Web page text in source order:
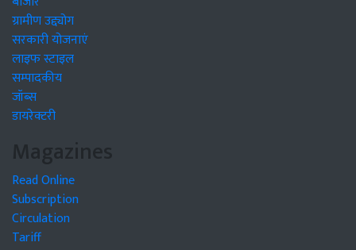
ग्रामीण उद्द्योग
सरकारी योजनाएं
लाइफ स्टाइल
सम्पादकीय
जॉब्स
डायरेक्टरी
Magazines
Read Online
Subscription
Circulation
Tariff